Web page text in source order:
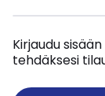
Kirjaudu
tehdäksesi